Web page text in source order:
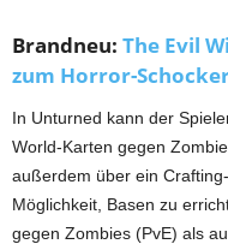
Brandneu: The Evil
zum Horror-
In Unturned kann der
World-Karten gegen
außerdem über ein
Möglichkeit, Basen zu
gegen Zombies (PvE) als